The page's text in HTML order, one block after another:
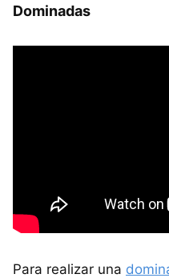
Dominadas
Para realizar una